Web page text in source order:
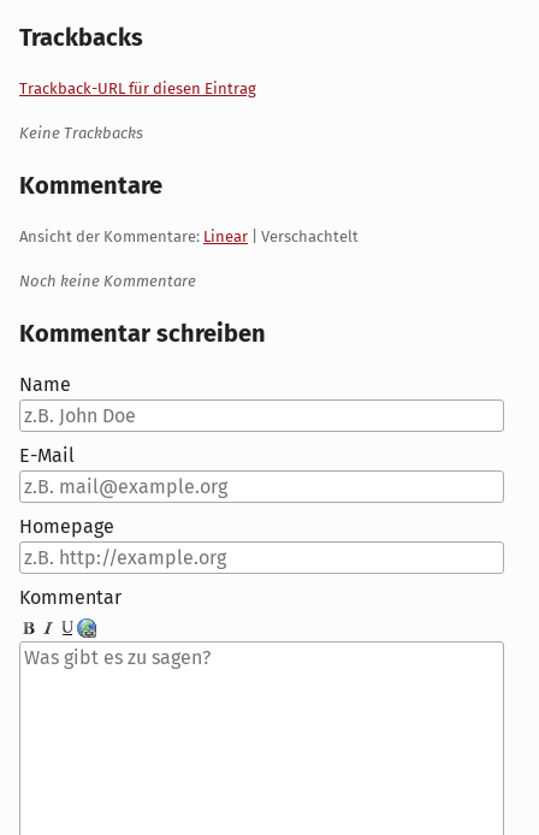
Trackbacks
Trackback-URL für diesen Eintrag
Keine Trackbacks
Kommentare
Ansicht der Kommentare: Linear | Verschachtelt
Noch keine Kommentare
Kommentar schreiben
Name
E-Mail
Homepage
Kommentar